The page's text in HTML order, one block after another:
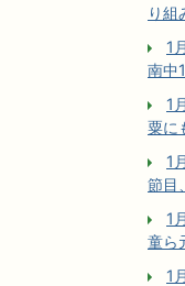
り組
1
南中
1
粟に
1
節目
1
童ら
1